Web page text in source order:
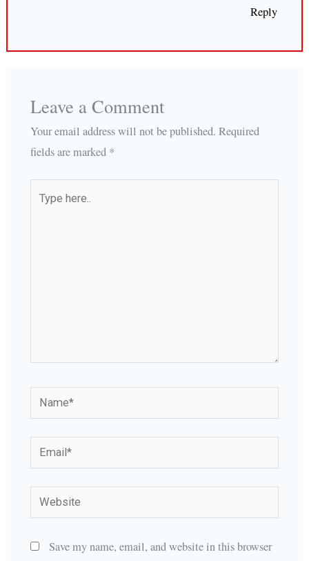
Reply
Leave a Comment
Your email address will not be published. Required
fields are marked *
Name*
Email*
Website
Save my name, email, and website in this browser